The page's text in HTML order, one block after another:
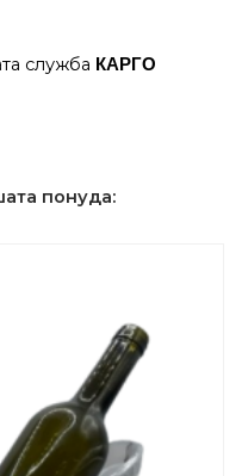
служба КАРГО
понуда: